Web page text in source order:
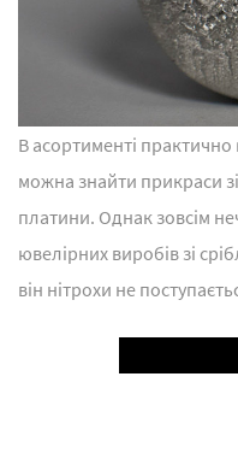
В асортименті практично
можна знайти прикраси
платини. Однак зовсім
ювелірних виробів зі
він нітрохи не